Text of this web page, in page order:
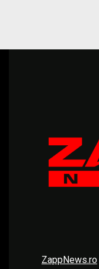
ZappNews.ro